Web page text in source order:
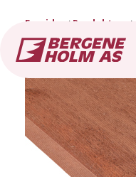
Forside Produkter